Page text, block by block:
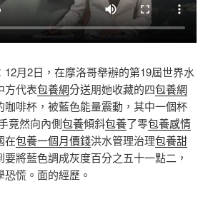
12月2日，在摩洛哥舉辦的第19屆世界水
方代表包養網分送朋她收藏的四包養網
咖啡杯，被藍色能量震動，其中一個杯
竟然向內側包養傾斜包養了零包養感情
在包養一個月價錢洪水管理治理包養甜
要將藍色調成灰度百分之五十一點二，
慌。面的經歷。